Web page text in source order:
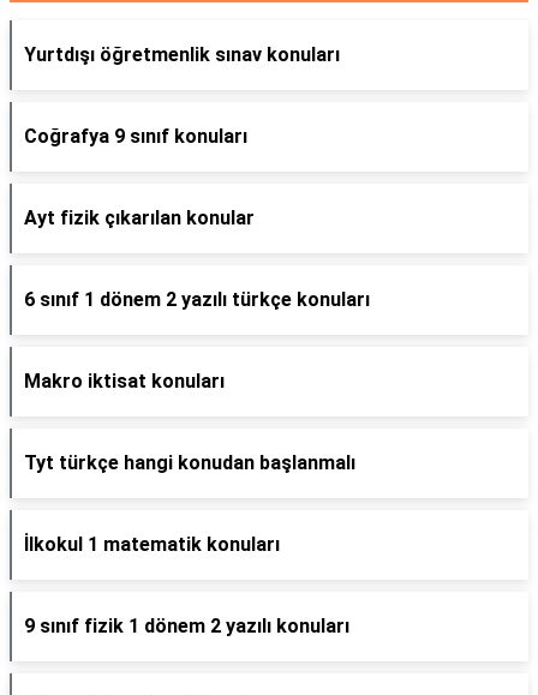
Yurtdışı öğretmenlik sınav konuları
Coğrafya 9 sınıf konuları
Ayt fizik çıkarılan konular
6 sınıf 1 dönem 2 yazılı türkçe konuları
Makro iktisat konuları
Tyt türkçe hangi konudan başlanmalı
İlkokul 1 matematik konuları
9 sınıf fizik 1 dönem 2 yazılı konuları